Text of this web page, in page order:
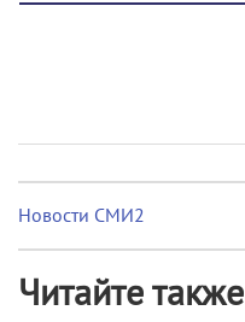
Новости СМИ2
Читайте также